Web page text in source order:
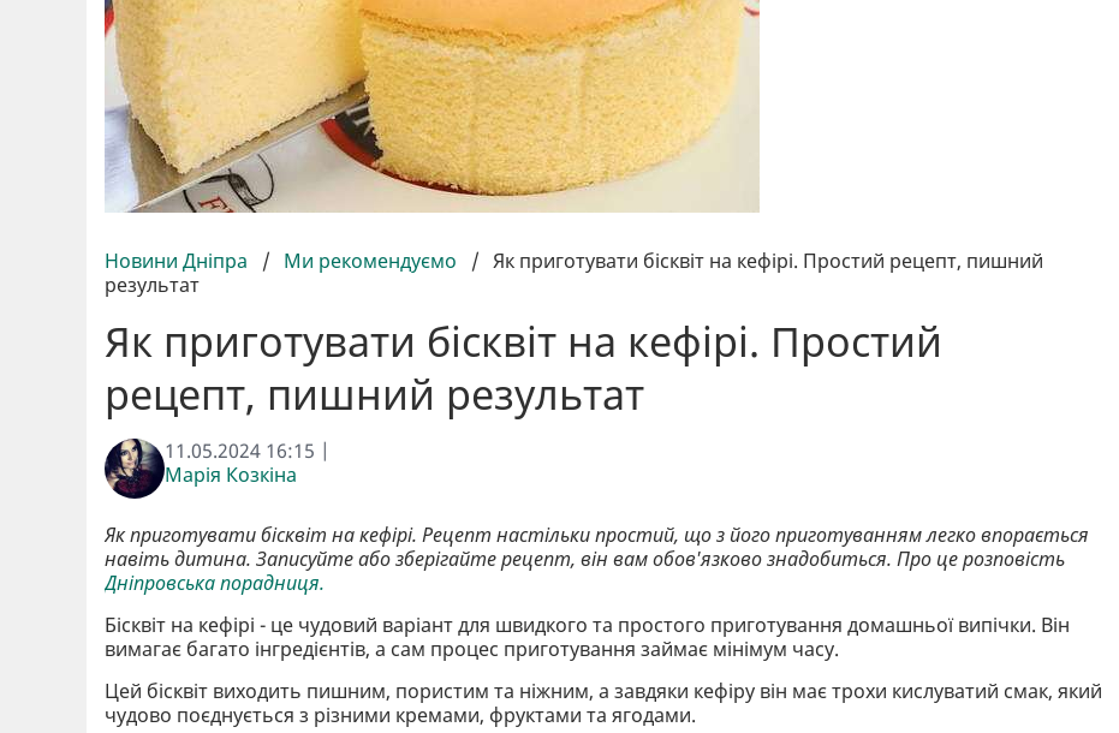
Новини Дніпра / Ми рекомендуємо / Як приготувати бісквіт на кефірі. Простий рецепт, пишний
результат
Як приготувати бісквіт на кефірі. Простий
рецепт, пишний результат
11.05.2024 16:15 |
Марія Козкіна
Як приготувати бісквіт на кефірі. Рецепт настільки простий, що з його приготуванням легко впорається
навіть дитина. Записуйте або зберігайте рецепт, він вам обов'язково знадобиться. Про це розповість
Дніпровська порадниця.
Бісквіт на кефірі - це чудовий варіант для швидкого та простого приготування домашньої випічки. Він
вимагає багато інгредієнтів, а сам процес приготування займає мінімум часу.
Цей бісквіт виходить пишним, пористим та ніжним, а завдяки кефіру він має трохи кислуватий смак, який
чудово поєднується з різними кремами, фруктами та ягодами.